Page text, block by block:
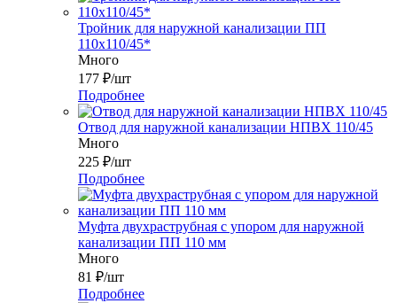
Тройник для наружной канализации ПП
110x110/45*
Много
177 ₽/шт
Подробнее
Отвод для наружной канализации НПВХ 110/45
Много
225 ₽/шт
Подробнее
Муфта двухраструбная с упором для наружной
канализации ПП 110 мм
Много
81 ₽/шт
Подробнее